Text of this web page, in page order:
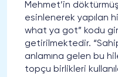
Mehmet’in
esinlenerek yapılan
what ya got” kodu
getirilmektedir.
anlamına gelen bu
topçu birlikleri